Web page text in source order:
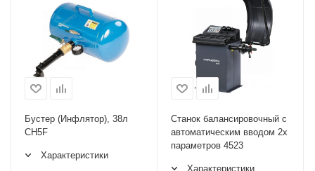
Бустер (Инфлятор), 38л
CH5F
Характеристики
Станок балансировочный с
автоматическим вводом 2х
параметров 4523
Характеристики